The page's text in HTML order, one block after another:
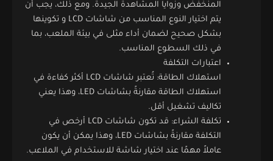
المنخفض وزوايا المشاهدة الجيدة. ومع ذلك، يجب أن
يتم اختيار النوع المناسب من شاشات LCD و تكوينها
بشكل صحيح لضمان أداء مثلى في بيئة الملعب، بما
في ذلك السطوع المناسب.
اعتبارات التكلفة
استهلاك الطاقة: تُعتبر شاشات LCD أكثر كفاءة في
استهلاك الطاقة مقارنةً بشاشات LED، وهذا يعني
تكاليف تشغيل أقل.
تكلفة الشراء: قد تكون شاشات LCD أرخص في
التكلفة مقارنةً بشاشات LED، وهذا يمكن أن يكون
عاملاً مهمًا عند اختيار شاشة للاستخدام في الملاعب.